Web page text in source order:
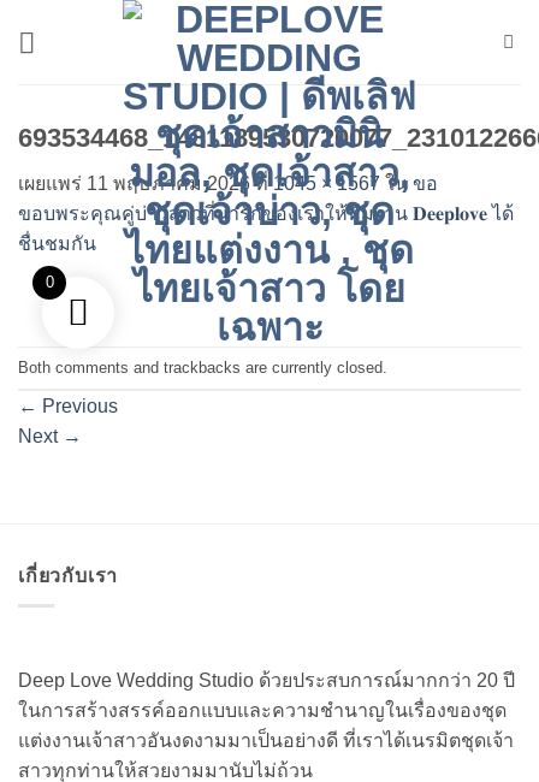
เผยแพร่ 11 พฤษภาคม 2026ที่1045 × 1567 ใน ขอ
ขอบพระคุณคู่บ่าวสาวที่น่ารักของเราให้ทีมงาน 𝐃𝐞𝐞𝐩𝐥𝐨𝐯𝐞 ได้
ชื่นชมกัน
Both comments and trackbacks are currently closed.
← Previous
Next →
เกี่ยวกับเรา
Deep Love Wedding Studio ด้วยประสบการณ์มากกว่า 20 ปี
ในการสร้างสรรค์ออกแบบและความชำนาญในเรื่องของชุด
แต่งงานเจ้าสาวอันงดงามมาเป็นอย่างดี ที่เราได้เนรมิตชุดเจ้า
สาวทุกท่านให้สวยงามมานับไม่ถ้วน
0